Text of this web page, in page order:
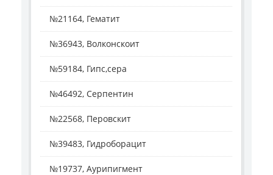
№21164, Гематит
№36943, Волконскоит
№59184, Гипс,сера
№46492, Серпентин
№22568, Перовскит
№39483, Гидроборацит
№19737, Аурипигмент